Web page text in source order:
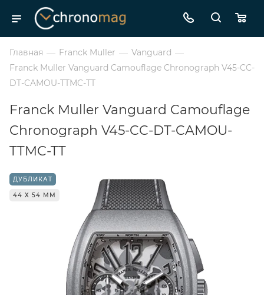
Главная — Franck Muller — Vanguard —
Franck Muller Vanguard Camouflage Chronograph V45-CC-
DT-CAMOU-TTMC-TT
Franck Muller Vanguard Camouflage
Chronograph V45-CC-DT-CAMOU-
TTMC-TT
ДУБЛИКАТ
44 Х 54 ММ